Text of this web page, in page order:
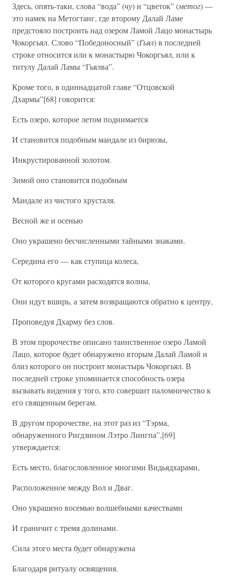
Здесь, опять-таки, слова “вода” (чу) и “цветок” (метог) —
это намек на Метогтанг, где второму Далай Ламе
предстояло построить над озером Ламой Лацо монастырь
Чокоргьял. Слово “Победоносный” (Гьял) в последней
строке относится или к монастырю Чокоргьял, или к
титулу Далай Ламы “Гьялва”.
Кроме того, в одиннадцатой главе “Отцовской
Дхармы”[68] говорится:
Есть озеро, которое летом поднимается
И становится подобным мандале из бирюзы,
Инкрустированной золотом.
Зимой оно становится подобным
Мандале из чистого хрусталя.
Весной же и осенью
Оно украшено бесчисленными тайными знаками.
Середина его — как ступица колеса,
От которого кругами расходятся волны,
Они идут вширь, а затем возвращаются обратно к центру,
Проповедуя Дхарму без слов.
В этом пророчестве описано таинственное озеро Ламой
Лацо, которое будет обнаружено вторым Далай Ламой и
близ которого он построит монастырь Чокоргьял. В
последней строке упоминается способность озера
вызывать видения у того, кто совершит паломничество к
его священным берегам.
В другом пророчестве, на этот раз из “Тэрма,
обнаруженного Ригдзином Лэтро Лингпа”,[69]
утверждается:
Есть место, благословленное многими Видьядхарами,
Расположенное между Вол и Дваг.
Оно украшено восемью волшебными качествами
И граничит с тремя долинами.
Сила этого места будет обнаружена
Благодаря ритуалу освящения.